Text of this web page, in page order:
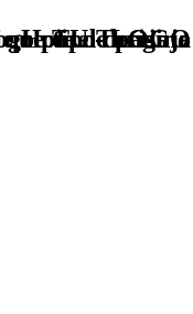
TU - LOGO
que tipo de viaje
pie de página
Home Turismo